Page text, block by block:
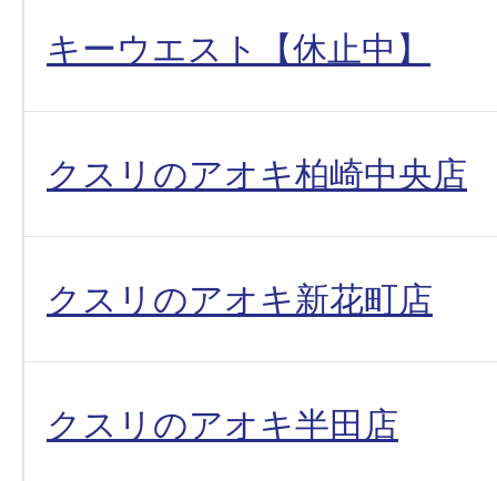
キーウエスト【休止中】
クスリのアオキ柏崎中央店
クスリのアオキ新花町店
クスリのアオキ半田店